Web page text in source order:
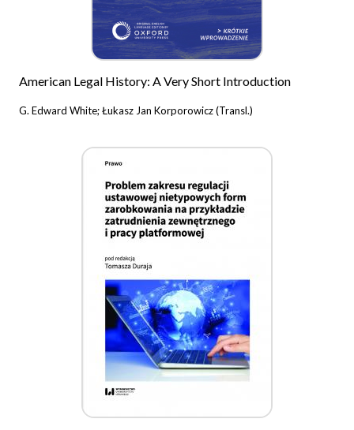
American Legal History: A Very Short Introduction
G. Edward White; Łukasz Jan Korporowicz (Transl.)